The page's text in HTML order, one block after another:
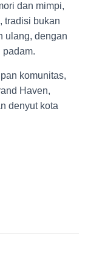
dan mimpi,
tradisi bukan
ulang, dengan
padam.
komunitas,
Haven,
denyut kota